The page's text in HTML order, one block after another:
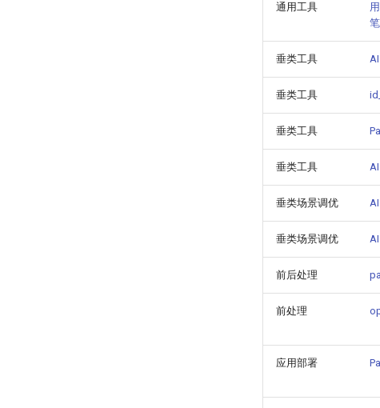
通用工具
垂类工具
垂类工具
垂类工具
垂类工具
垂类场景调优
垂类场景调优
前后处理
前处理
应用部署